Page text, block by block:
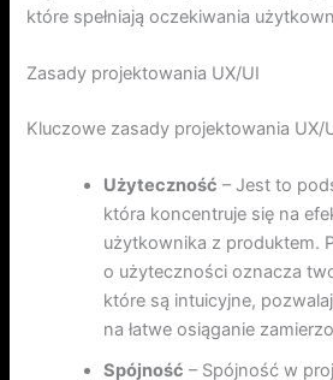
które spełniają oczekiwania
Zasady projektowania UX/UI
Kluczowe zasady projektowania UX/
Użyteczność – Jest to
która koncentruje się na
użytkownika z produktem.
o użyteczności oznacza
które są intuicyjne,
na łatwe osiąganie
Spójność – Spójność w